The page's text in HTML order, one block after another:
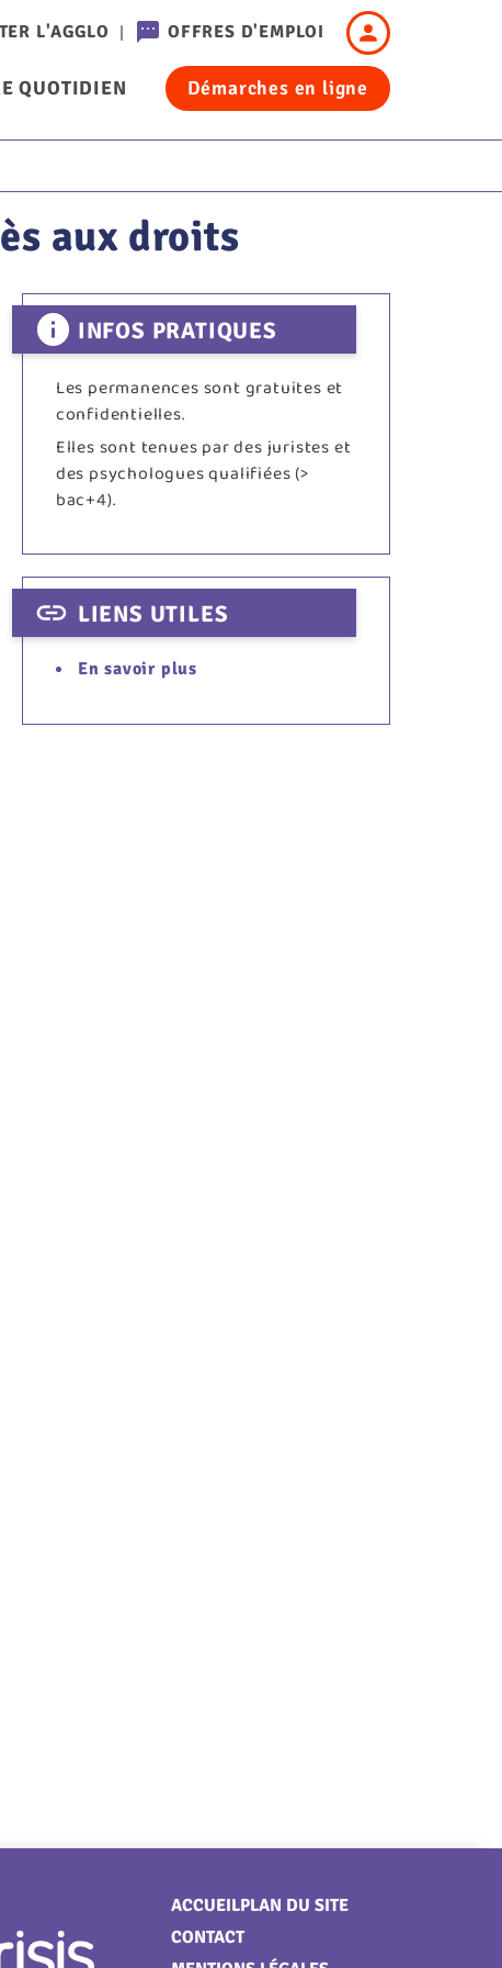
L'AGGLO OFFRES D'EMPLOI
Header
-
Connexion
QUOTIDIEN Démarches en ligne
aux droits
INFOS PRATIQUES
Les permanences sont gratuites et
confidentielles.
Elles sont tenues par des juristes et
des psychologues qualifiées (>
bac+4).
LIENS UTILES
En savoir plus
Menu
Pied
ACCUEILPLAN DU SITE
CONTACT